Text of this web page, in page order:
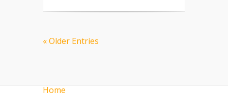
« Older Entries
Home